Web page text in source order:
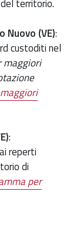
territorio.
Nuovo (VE):
custoditi nel
maggiori
:
reperti
di
per